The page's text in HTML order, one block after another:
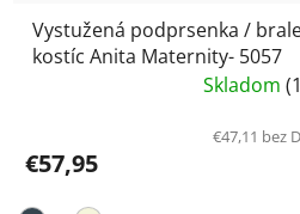
Vystužená podprsenka /
kostíc Anita Maternity- 5057
Skladom
€47,11 bez
€57,95